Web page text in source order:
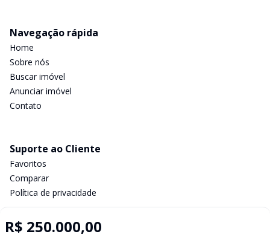
R$ 250.000,00
Navegação rápida
Home
Sobre nós
Buscar imóvel
Anunciar imóvel
Contato
Suporte ao Cliente
Favoritos
Comparar
Política de privacidade